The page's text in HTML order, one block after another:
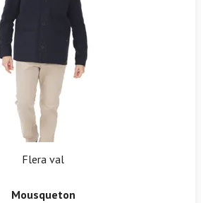
Flera val
Mousqueton